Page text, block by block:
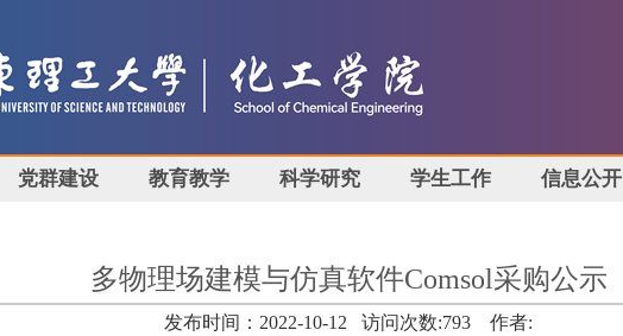
党群建设 教育教学 科学研究 学生工作 信息公开
多物理场建模与仿真软件Comsol采购公示
发布时间：2022-10-12 访问次数:793
作者: